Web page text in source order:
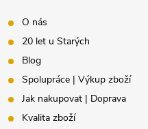
O nás
20 let u Starých
Blog
Spolupráce | Výkup zboží
Jak nakupovat | Doprava
Kvalita zboží